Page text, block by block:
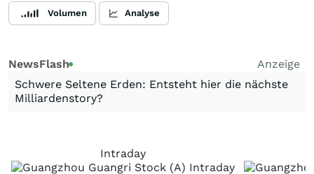
Volumen Analyse
NewsFlash
Anzeige
Schwere Seltene Erden: Entsteht hier die nächste
Milliardenstory?
Intraday